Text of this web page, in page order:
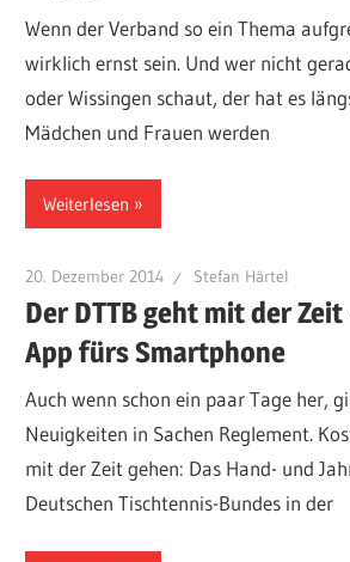
Wenn der Verband so ein Thema
wirklich ernst sein. Und wer nicht
oder Wissingen schaut, der hat es
Mädchen und Frauen werden
Weiterlesen
20. Dezember 2014 Stefan Härtel
Der DTTB geht mit der
App fürs Smartphone
Auch wenn schon ein paar Tage her,
Neuigkeiten in Sachen Reglement.
mit der Zeit gehen: Das Hand- und
Deutschen Tischtennis-Bundes in der